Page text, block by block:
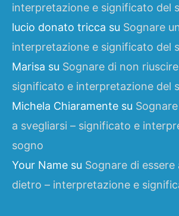
interpretazione e significato del
lucio donato tricca su Sognare
interpretazione e significato del
Marisa su Sognare di non
significato e interpretazione del
Michela Chiaramente su
a svegliarsi – significato e
sogno
Your Name su Sognare di
dietro – interpretazione e